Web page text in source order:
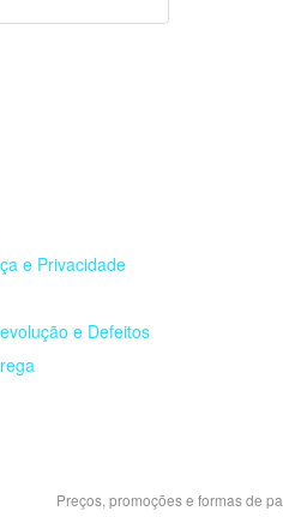
e Privacidade
e Defeitos
Preços, promoções e formas de